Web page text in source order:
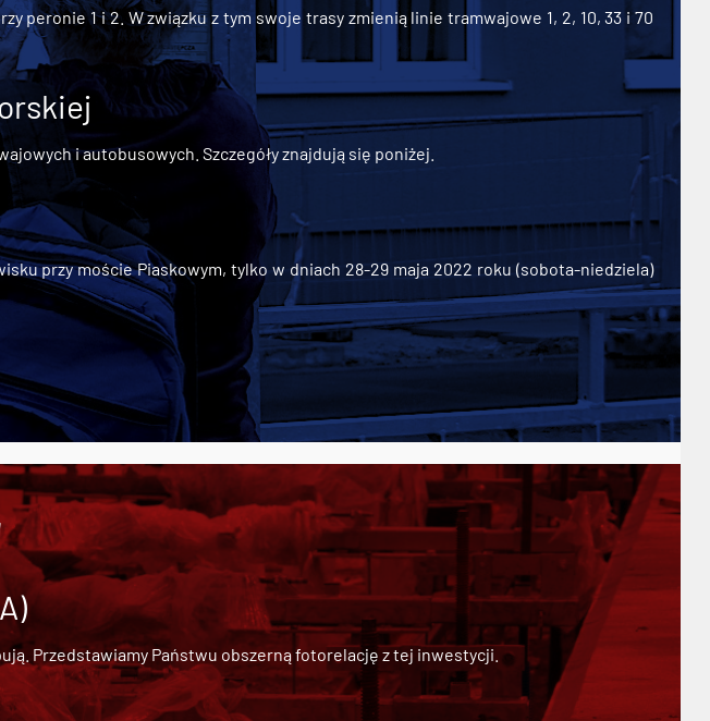
peronie 1 i 2. W związku z tym swoje trasy zmienią linie tramwajowe 1, 2, 10, 33 i 70
i autobusowych. Szczegóły znajdują się poniżej.
przy moście Piaskowym, tylko w dniach 28-29 maja 2022 roku (sobota-niedziela)
Przedstawiamy Państwu obszerną fotorelację z tej inwestycji.